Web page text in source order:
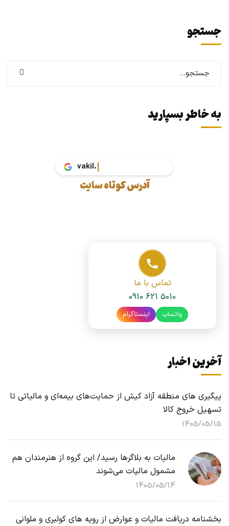
جستجو
به خاطر بسپارید
v
آدرس کوتاه سایت
تماس با ما
0910 621 5010
واتساپ اینستاگرام
آخرین اخبار
پیگیری های منطقه آزاد کیش از حمایت‌های بیمه‌ای و مالیاتی تا
تسهیل خروج کالا
1405/05/15
مالیات به بلاگرها رسید/ این گروه از هنرمندان هم
مشمول مالیات می‌شوند
1405/05/14
بخشنامه دریافت مالیات و عوارض از رویه های کولبری و ملوانی